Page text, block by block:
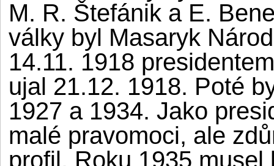
M. R. Štefánik a E.
války byl Masaryk
14.11. 1918
ujal 21.12. 1918. Poté
1927 a 1934. Jako
malé pravomoci, ale
profil. Roku 1935